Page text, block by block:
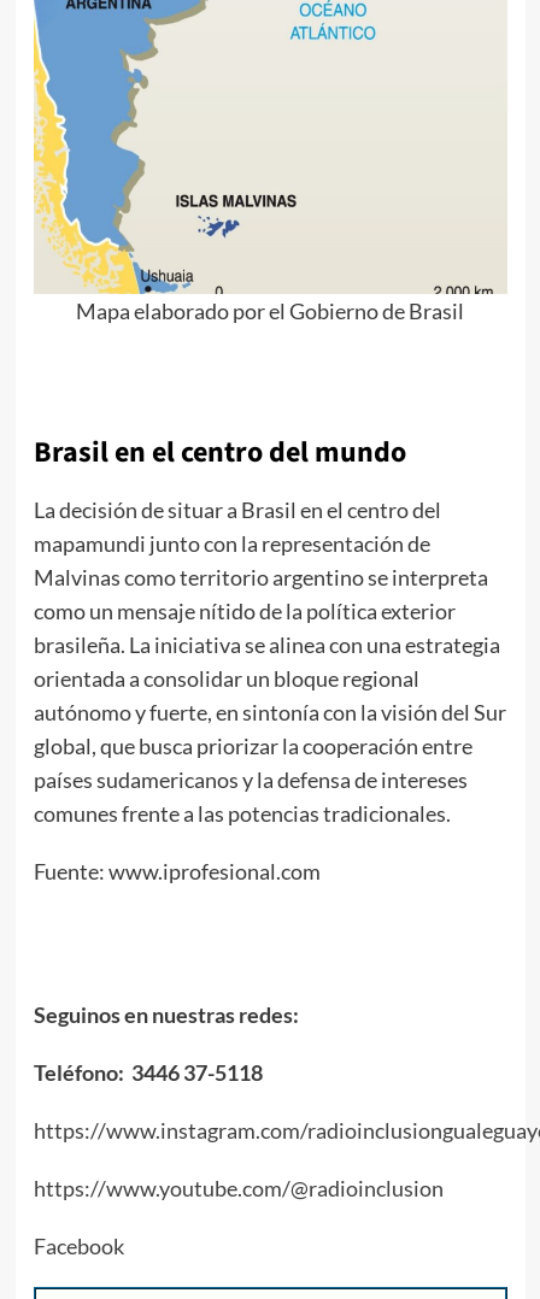
Mapa elaborado por el Gobierno de Brasil
Brasil en el centro del mundo
La decisión de situar a Brasil en el centro del
mapamundi junto con la representación de
Malvinas como territorio argentino se interpreta
como un mensaje nítido de la política exterior
brasileña. La iniciativa se alinea con una estrategia
orientada a consolidar un bloque regional
autónomo y fuerte, en sintonía con la visión del Sur
global, que busca priorizar la cooperación entre
países sudamericanos y la defensa de intereses
comunes frente a las potencias tradicionales.
Fuente: www.iprofesional.com
Seguinos en nuestras redes:
Teléfono: 3446 37-5118
https://www.instagram.com/
https://www.youtube.com/@radioinclusion
Facebook